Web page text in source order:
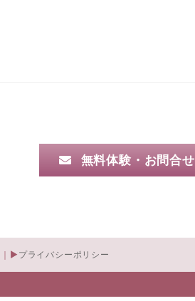
無料体験・お問合せ
プライバシーポリシー